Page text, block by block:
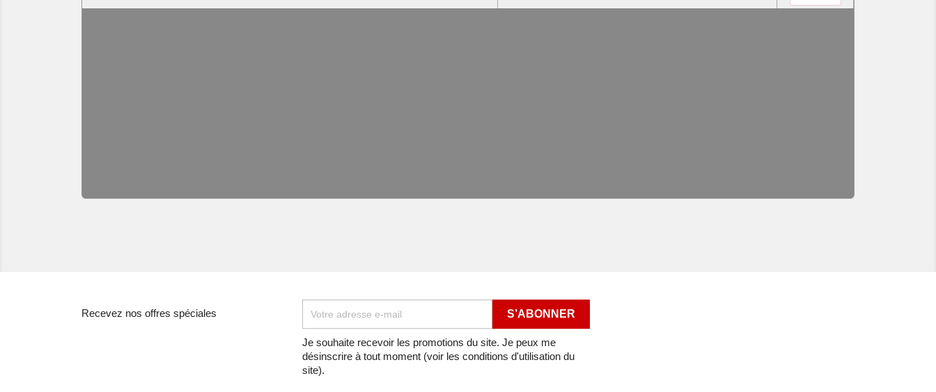
Recevez nos offres spéciales
Je souhaite recevoir les promotions du site. Je peux me
désinscrire à tout moment (voir les conditions d'utilisation du
site).